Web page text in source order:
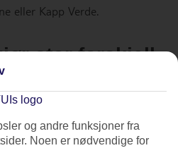
eller Kapp Verde.
stor forskjell
lille ekstra”. De høye
blant annet av komfort, flotte
fin beliggenhet. Men i tillegg
og andre funksjoner fra
Noen er nødvendige for